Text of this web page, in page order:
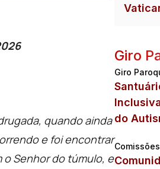
quando ainda
e foi encontrar
o Senhor do túmulo, e
Giro
Giro
do
Comissões